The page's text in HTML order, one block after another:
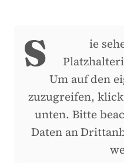
S
ie
Um auf den
zuzugreifen,
unten. Bitte
Daten an